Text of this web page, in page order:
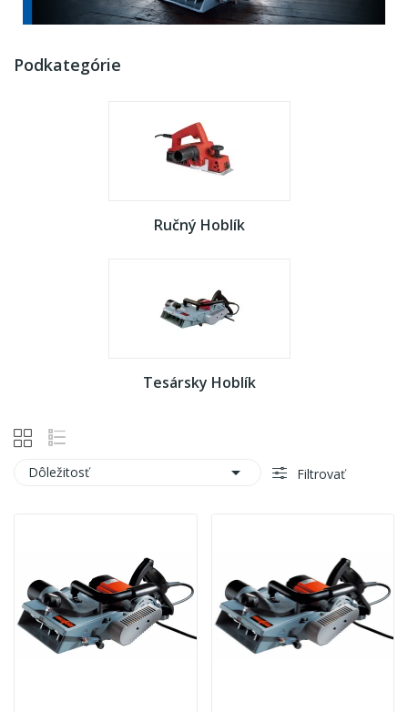
Podkategórie
Ručný Hoblík
Tesársky Hoblík
Dôležitosť  Filtrovať